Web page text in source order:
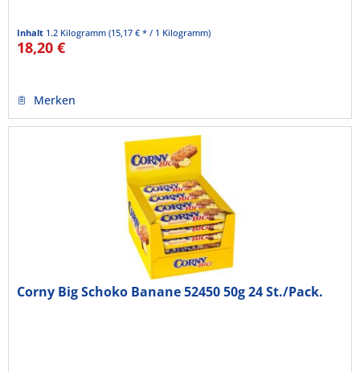
Inhalt 1.2 Kilogramm(15,17 € * / 1 Kilogramm)
18,20 €
Merken
Corny Big Schoko Banane 52450 50g 24 St./Pack.